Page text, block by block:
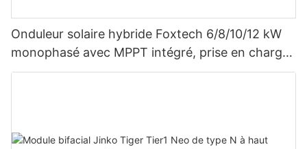
Onduleur solaire hybride Foxtech 6/8/10/12 kW
monophasé avec MPPT intégré, prise en charge
du montage en parallèle de 9 unités pour